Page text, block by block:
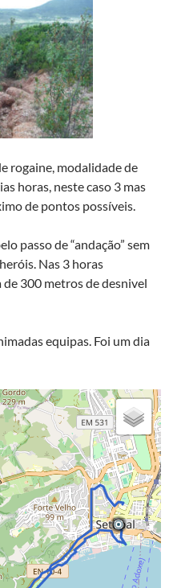
rogaine, modalidade de
horas, neste caso 3 mas
de pontos possíveis.
passo de “andação” sem
Nas 3 horas
300 metros de desnivel
equipas. Foi um dia